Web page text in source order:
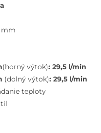
mm
(horný výtok): 29,5 l/min
(dolný výtok): 29,5 l/min
teploty